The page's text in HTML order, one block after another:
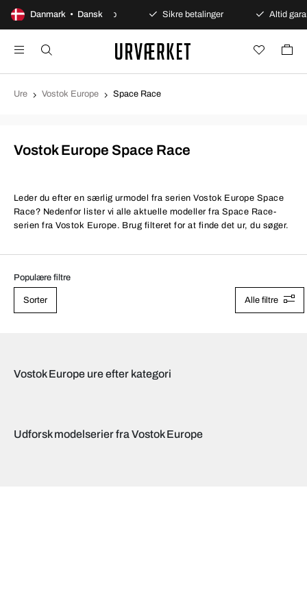
Danmark • Dansk
100 dages åbent køb Sikre betalinger Altid
Ure Vostok Europe Space Race
Vostok Europe Space Race
Leder du efter en særlig urmodel fra serien Vostok Europe Space
Race? Nedenfor lister vi alle aktuelle modeller fra Space Race-
serien fra Vostok Europe. Brug filteret for at finde det ur, du søger.
Populære filtre
Sorter Alle filtre
Vostok Europe ure efter kategori
Udforsk modelserier fra Vostok Europe